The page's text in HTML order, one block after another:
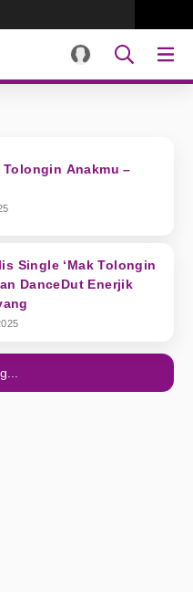
Anakmu –
Single ‘Mak Tolongin
DanceDut Enerjik